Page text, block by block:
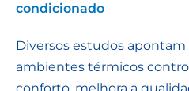
condicionado
Diversos estudos
ambientes térmicos